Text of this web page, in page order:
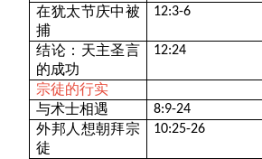
在犹太节庆中被
捕
12:3-6
结论：天主圣言
的成功
12:24
宗徒的行实
与术士相遇
8:9-24
外邦人想朝拜宗
徒
10:25-26